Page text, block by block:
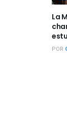
La
POR